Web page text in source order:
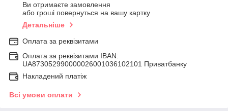
Ви отримаєте замовлення
або гроші повернуться на вашу картку
Детальніше
Оплата за реквізитами
Оплата за реквізитами IBAN:
UA873052990000026001036102101 Приватбанку
Накладений платіж
Всі умови оплати